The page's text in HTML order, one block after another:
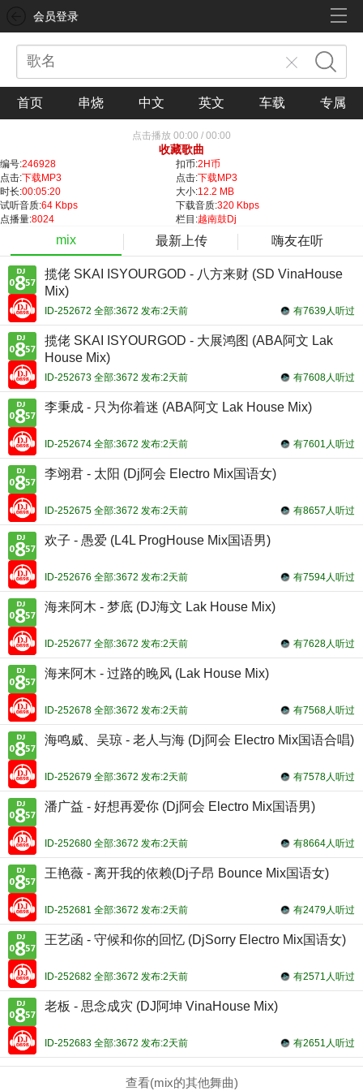
会员登录
首页 串烧 中文 英文 车载 专属
点击播放 00:00 / 00:00
收藏歌曲
编号:246928 扣币:2H币
点击:下载MP3 点击:下载MP3
时长:00:05:20 大小:12.2 MB
试听音质:64 Kbps 下载音质:320 Kbps
点播量:8024 栏目:越南鼓Dj
mix 最新上传 嗨友在听
揽佬 SKAI ISYOURGOD - 八方来财 (SD VinaHouse
Mix)
有7639人听过
ID-252672 全部:3672 发布:2天前
揽佬 SKAI ISYOURGOD - 大展鸿图 (ABA阿文 Lak
House Mix)
有7608人听过
ID-252673 全部:3672 发布:2天前
李秉成 - 只为你着迷 (ABA阿文 Lak House Mix)
有7601人听过
ID-252674 全部:3672 发布:2天前
李翊君 - 太阳 (Dj阿会 Electro Mix国语女)
有8657人听过
ID-252675 全部:3672 发布:2天前
欢子 - 愚爱 (L4L ProgHouse Mix国语男)
有7594人听过
ID-252676 全部:3672 发布:2天前
海来阿木 - 梦底 (DJ海文 Lak House Mix)
有7628人听过
ID-252677 全部:3672 发布:2天前
海来阿木 - 过路的晚风 (Lak House Mix)
有7568人听过
ID-252678 全部:3672 发布:2天前
海鸣威、吴琼 - 老人与海 (Dj阿会 Electro Mix国语合唱)
有7578人听过
ID-252679 全部:3672 发布:2天前
潘广益 - 好想再爱你 (Dj阿会 Electro Mix国语男)
有8664人听过
ID-252680 全部:3672 发布:2天前
王艳薇 - 离开我的依赖(Dj子昂 Bounce Mix国语女)
有2479人听过
ID-252681 全部:3672 发布:2天前
王艺函 - 守候和你的回忆 (DjSorry Electro Mix国语女)
有2571人听过
ID-252682 全部:3672 发布:2天前
老板 - 思念成灾 (DJ阿坤 VinaHouse Mix)
有2651人听过
ID-252683 全部:3672 发布:2天前
查看(mix的其他舞曲)